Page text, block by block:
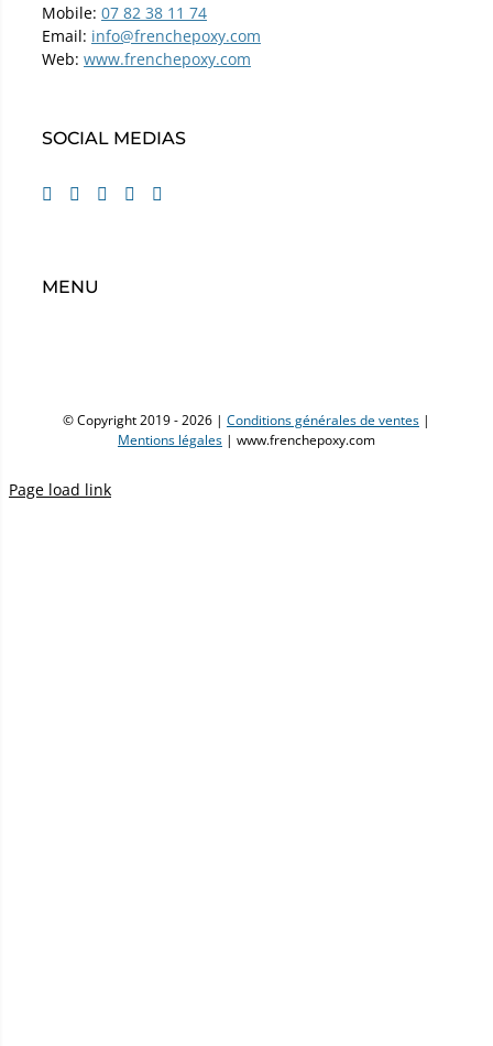
Mobile: 07 82 38 11 74
Email: info@frenchepoxy.com
Web: www.frenchepoxy.com
SOCIAL MEDIAS
MENU
© Copyright 2019 -2026 | Conditions générales de ventes |
Mentions légales | www.frenchepoxy.com
Page load link